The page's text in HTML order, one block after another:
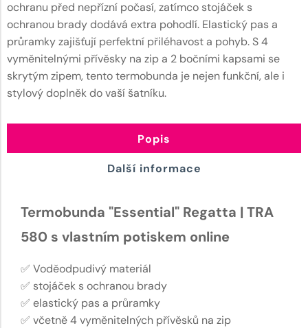
ochranu před nepřízní počasí, zatímco stojáček s
ochranou brady dodává extra pohodlí. Elastický pas a
průramky zajišťují perfektní přiléhavost a pohyb. S 4
vyměnitelnými přívěsky na zip a 2 bočními kapsami se
skrytým zipem, tento termobunda je nejen funkční, ale i
stylový doplněk do vaší šatníku.
Popis
Další informace
Termobunda "Essential" Regatta | TRA
580 s vlastním potiskem online
✅ Voděodpudivý materiál
✅ stojáček s ochranou brady
✅ elastický pas a průramky
✅ včetně 4 vyměnitelných přívěsků na zip